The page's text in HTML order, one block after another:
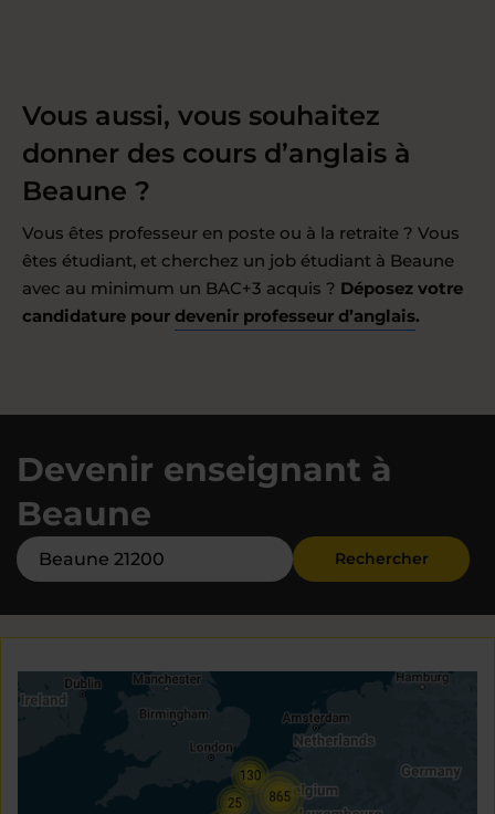
Vous aussi, vous souhaitez
donner des cours d’anglais à
Beaune ?
Vous êtes professeur en poste ou à la retraite ? Vous
êtes étudiant, et cherchez un job étudiant à Beaune
avec au minimum un BAC+3 acquis ? Déposez votre
candidature pour devenir professeur d’anglais.
Devenir enseignant à
Beaune
Rechercher